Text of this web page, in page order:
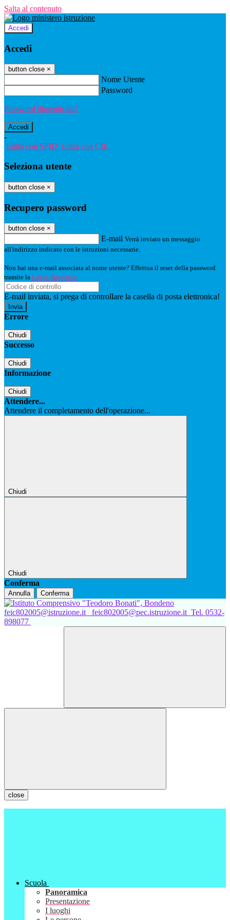
Salta al contenuto
Accedi
Accedi
button close ×
Nome Utente
Password
Password dimenticata?
-
Entra con SPID Entra con CIE
Seleziona utente
button close ×
Recupero password
button close ×
E-mail Verrà inviato un messaggio
all'indirizzo indicato con le istruzioni necessarie.
Non hai una e-mail associata al nome utente? Effettua il reset della password
tramite la Login Spaggiari
E-mail inviata, si prega di controllare la casella di posta elettronica!
Errore
Chiudi
Successo
Chiudi
Informazione
Chiudi
Attendere...
Attendere il completamento dell'operazione...
Chiudi
Chiudi
Conferma
Annulla Conferma
feic802005@istruzione.it feic802005@pec.istruzione.it Tel. 0532-
898077
close
Scuola
Panoramica
Presentazione
I luoghi